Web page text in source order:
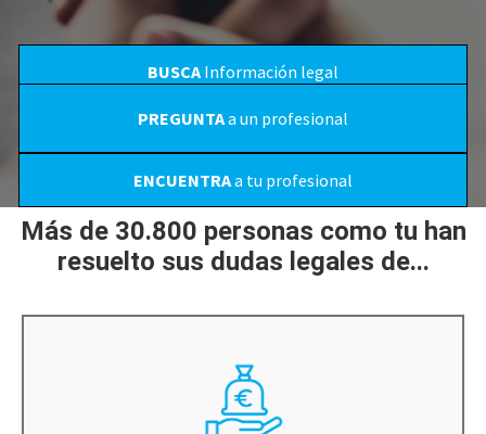
BUSCAInformación legal
PREGUNTAa un profesional
ENCUENTRAa tu profesional
Más de 30.800 personas como tu han
resuelto sus dudas legales de...